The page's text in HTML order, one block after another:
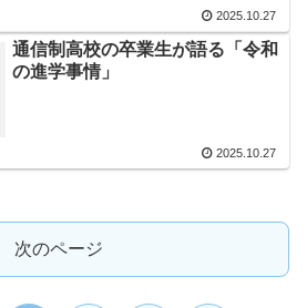
2025.10.27
通信制高校の卒業生が語る「令和
の進学事情」
2025.10.27
次のページ